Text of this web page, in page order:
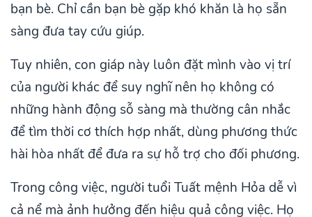
bạn bè. Chỉ cần bạn bè gặp khó khăn là họ sẵn
sàng đưa tay cứu giúp.
Tuy nhiên, con giáp này luôn đặt mình vào vị trí
của người khác để suy nghĩ nên họ không có
những hành động sỗ sàng mà thường cân nhắc
để tìm thời cơ thích hợp nhất, dùng phương thức
hài hòa nhất để đưa ra sự hỗ trợ cho đối phương.
Trong công việc, người tuổi Tuất mệnh Hỏa dễ vì
cả nể mà ảnh hưởng đến hiệu quả công việc. Họ